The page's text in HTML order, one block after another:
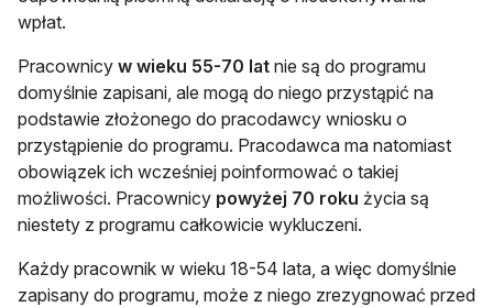
wpłat.
Pracownicy w wieku 55-70 lat nie są do programu
domyślnie zapisani, ale mogą do niego przystąpić na
podstawie złożonego do pracodawcy wniosku o
przystąpienie do programu. Pracodawca ma natomiast
obowiązek ich wcześniej poinformować o takiej
możliwości. Pracownicy powyżej 70 roku życia są
niestety z programu całkowicie wykluczeni.
Każdy pracownik w wieku 18-54 lata, a więc domyślnie
zapisany do programu, może z niego zrezygnować przed